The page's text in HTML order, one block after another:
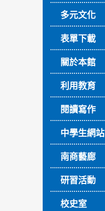
多元文化
表單下載
關於本館
利用教育
閱讀寫作
中學生網站
南商藝廊
研習活動
校史室